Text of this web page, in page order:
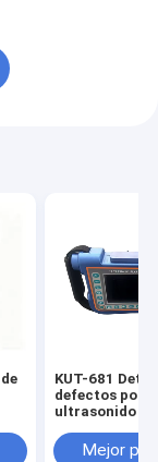
KUT-681
defectos por
ultrasonido
Teste de
Mejor